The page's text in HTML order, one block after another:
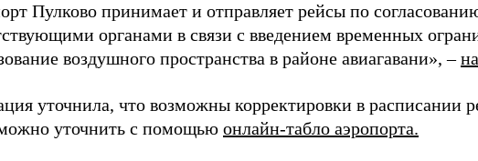
Пулково принимает и отправляет рейсы по
органами в связи с введением временных
воздушного пространства в районе авиагавани», –
уточнила, что возможны корректировки в расписании
уточнить с помощью онлайн-табло аэропорта.